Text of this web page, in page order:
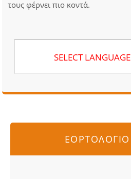
τους φέρνει πιο κοντά.
SELECT LANGUAGE
ΕΟΡΤΟΛΟΓΙΟ